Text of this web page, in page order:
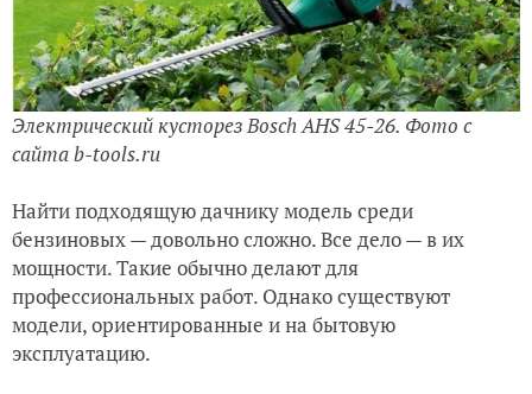
Электрический кусторез Bosch AHS 45-26. Фото с
сайта b-tools.ru
Найти подходящую дачнику модель среди
бензиновых — довольно сложно. Все дело — в их
мощности. Такие обычно делают для
профессиональных работ. Однако существуют
модели, ориентированные и на бытовую
эксплуатацию.